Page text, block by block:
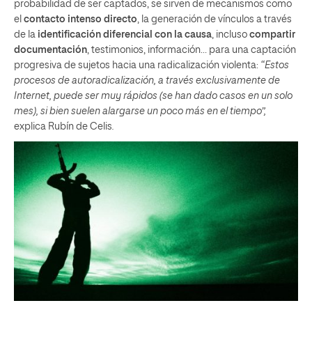
probabilidad de ser captados, se sirven de mecanismos como
el contacto intenso directo , la generación de vínculos a través
de la identificación diferencial con la causa , incluso compartir
documentación , testimonios, información… para una captación
progresiva de sujetos hacia una radicalización violenta: “Estos
procesos de autoradicalización, a través exclusivamente de
Internet, puede ser muy rápidos (se han dado casos en un solo
mes), si bien suelen alargarse un poco más en el tiempo”,
explica Rubín de Celis